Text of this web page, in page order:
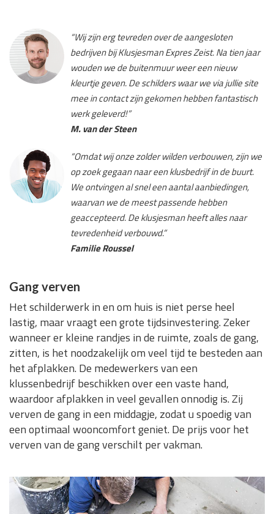
“Wij zijn erg tevreden over de aangesloten
bedrijven bij Klusjesman Expres Zeist. Na tien jaar
wouden we de buitenmuur weer een nieuw
kleurtje geven. De schilders waar we via jullie site
mee in contact zijn gekomen hebben fantastisch
werk geleverd!”
M. van der Steen
“Omdat wij onze zolder wilden verbouwen, zijn we
op zoek gegaan naar een klusbedrijf in de buurt.
We ontvingen al snel een aantal aanbiedingen,
waarvan we de meest passende hebben
geaccepteerd. De klusjesman heeft alles naar
tevredenheid verbouwd.”
Familie Roussel
Gang verven
Het schilderwerk in en om huis is niet perse heel
lastig, maar vraagt een grote tijdsinvestering. Zeker
wanneer er kleine randjes in de ruimte, zoals de gang,
zitten, is het noodzakelijk om veel tijd te besteden aan
het afplakken. De medewerkers van een
klussenbedrijf beschikken over een vaste hand,
waardoor afplakken in veel gevallen onnodig is. Zij
verven de gang in een middagje, zodat u spoedig van
een optimaal wooncomfort geniet. De prijs voor het
verven van de gang verschilt per vakman.